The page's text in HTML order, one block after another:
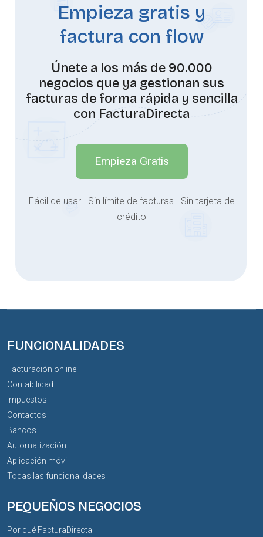
Empieza gratis y
factura con flow
Únete a los más de 90.000
negocios que ya gestionan sus
facturas de forma rápida y sencilla
con FacturaDirecta
Empieza Gratis
Fácil de usar · Sin límite de facturas · Sin tarjeta de
crédito
FUNCIONALIDADES
Facturación online
Contabilidad
Impuestos
Contactos
Bancos
Automatización
Aplicación móvil
Todas las funcionalidades
PEQUEÑOS NEGOCIOS
Por qué FacturaDirecta